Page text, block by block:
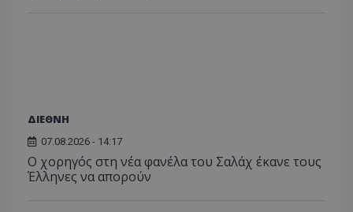
ΔΙΕΘΝΗ
07.08.2026 - 14:17
Ο χορηγός στη νέα φανέλα του Σαλάχ έκανε τους
Έλληνες να απορούν